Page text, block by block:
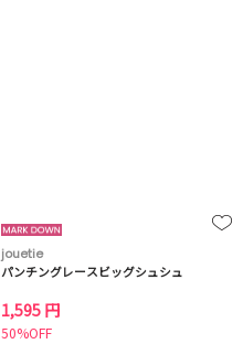
jouetie
パンチングレースビッグシュシュ
1,595 円
50%OFF